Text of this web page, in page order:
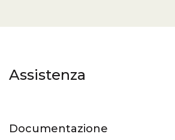
Assistenza
Documentazione